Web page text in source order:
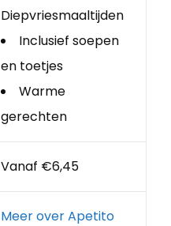
Diepvriesmaaltijden
Inclusief soepen
en toetjes
Warme
gerechten
Vanaf €6,45
Meer over Apetito